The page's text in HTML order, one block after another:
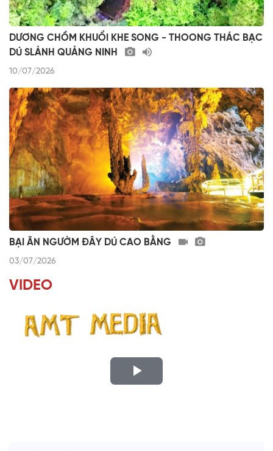
DƯƠNG CHỒM KHUỔI KHE SONG - THOONG THÁC BẠC
DÚ SLẢNH QUẢNG NINH
10/07/2026
BẠI ĂN NGƯỜM ĐÂY DÚ CAO BẰNG
03/07/2026
VIDEO
P